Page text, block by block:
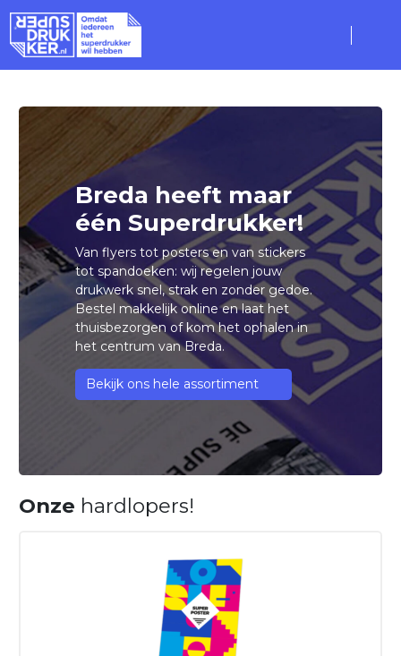
Breda heeft maar
één Superdrukker!
Van flyers tot posters en van stickers
tot spandoeken: wij regelen jouw
drukwerk snel, strak en zonder gedoe.
Bestel makkelijk online en laat het
thuisbezorgen of kom het ophalen in
het centrum van Breda.
Bekijk ons hele assortiment
Onze hardlopers!